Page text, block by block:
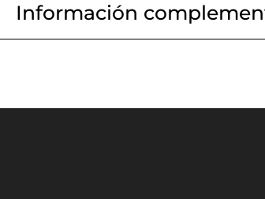
Información